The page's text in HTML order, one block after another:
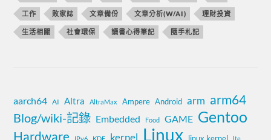
工作 敗家誌 文章備份 文章分析(W/AI) 理財投資
生活相關 社會環保 讀書心得筆記 隨手札記
aarch64 AI Altra AltraMax Ampere Android arm arm64
Blog/wiki-記錄 Embedded Food GAME Gentoo
Hardware kernel Linux